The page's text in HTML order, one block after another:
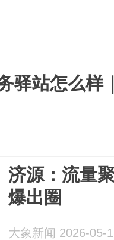
驿站怎么样
济源：流量
爆出圈
大象新闻 2026-05-